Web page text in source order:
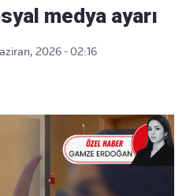
medya ayarı
2026 - 02:16